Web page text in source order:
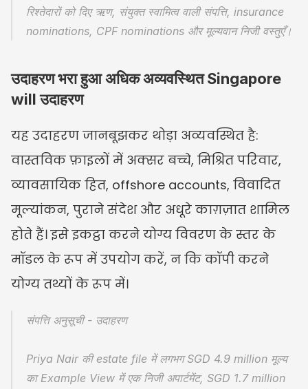
रिश्तेदारों को दिए ऋण, संयुक्त स्वामित्व वाली संपत्ति, insurance
nominations, CPF nominations और मूल्यवान निजी वस्तुएँ।
उदाहरण भरा हुआ अधिक अव्यवस्थित Singapore
will उदाहरण
यह उदाहरण जानबूझकर थोड़ा अव्यवस्थित है:
वास्तविक फ़ाइलों में अक्सर बच्चे, मिश्रित परिवार,
व्यावसायिक हित, offshore accounts, विवादित
मूल्यांकन, पुराने संदेश और अधूरे काग़ज़ात शामिल
होते हैं। इसे इकट्ठा करने योग्य विवरण के स्तर के
मॉडल के रूप में उपयोग करें, न कि कॉपी करने
योग्य तथ्यों के रूप में।
संपत्ति अनुसूची - उदाहरण
Priya Nair की estate file में लगभग SGD 4.9 million मूल्य
का Example View में एक निजी अपार्टमेंट, SGD 1.7 million